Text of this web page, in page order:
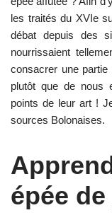
les traités du XVIe
débat depuis des
nourrissaient
consacrer une
plutôt que de nous
points de leur art !
sources Bolonaises.
épée